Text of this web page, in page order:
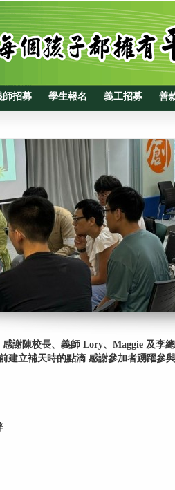
師招募 學生報名 義工招募 善
謝陳校長、義師 Lory、Maggie 及李
建立補天時的點滴 感謝參加者踴躍